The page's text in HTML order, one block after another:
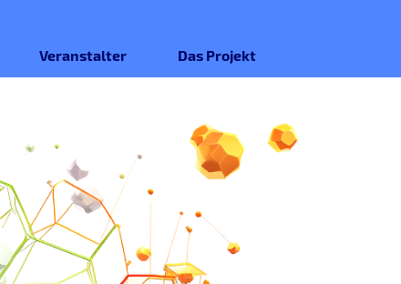
Veranstalter Das Projekt